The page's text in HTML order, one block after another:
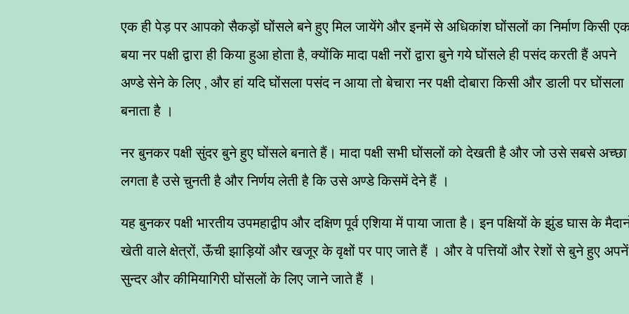
एक ही पेड़ पर आपको सैकड़ों घोंसले बने हुए मिल जायेंगे और इनमें से अधिकांश घोंसलों का निर्माण किसी
बया नर पक्षी द्वारा ही किया हुआ होता है, क्योंकि मादा पक्षी नरों द्वारा बुने गये घोंसले ही पसंद करती हैं अपने
अण्डे सेने के लिए , और हां यदि घोंसला पसंद न आया तो बेचारा नर पक्षी दोबारा किसी और डाली पर घोंसला
बनाता है ।
नर बुनकर पक्षी सुंदर बुने हुए घोंसले बनाते हैं। मादा पक्षी सभी घोंसलों को देखती है और जो उसे सबसे अच्छा
लगता है उसे चुनती है और निर्णय लेती है कि उसे अण्डे किसमें देने हैं ।
यह बुनकर पक्षी भारतीय उपमहाद्वीप और दक्षिण पूर्व एशिया में पाया जाता है। इन पक्षियों के झुंड घास के
खेती वाले क्षेत्रों, ऊॅंची झाड़ियों और खजूर के वृक्षों पर पाए जाते हैं । और वे पत्तियों और रेशों से बुने हुए अपनें
सुन्दर और कीमियागिरी घोंसलों के लिए जाने जाते हैं ।